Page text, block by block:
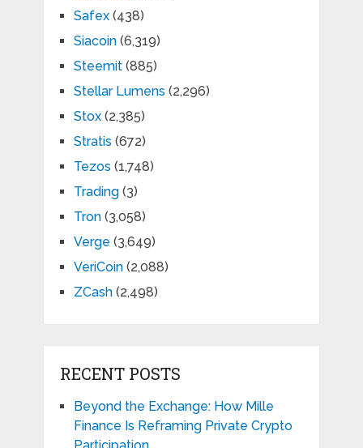
Safex(438)
Siacoin(6,319)
Steemit(885)
Stellar Lumens (2,296)
Stox(2,385)
Stratis (672)
Tezos (1,748)
Trading(3)
Tron(3,058)
Verge (3,649)
VeriCoin(2,088)
ZCash(2,498)
RECENT POSTS
Beyond the Exchange: How Mille
Finance Is Reframing Private Crypto